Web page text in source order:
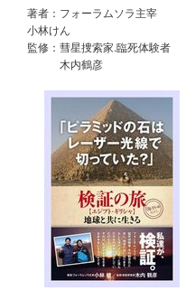
著者：フォーラムソラ主宰
小林けん
監修：彗星捜索家.臨死体験者
木内鶴彦